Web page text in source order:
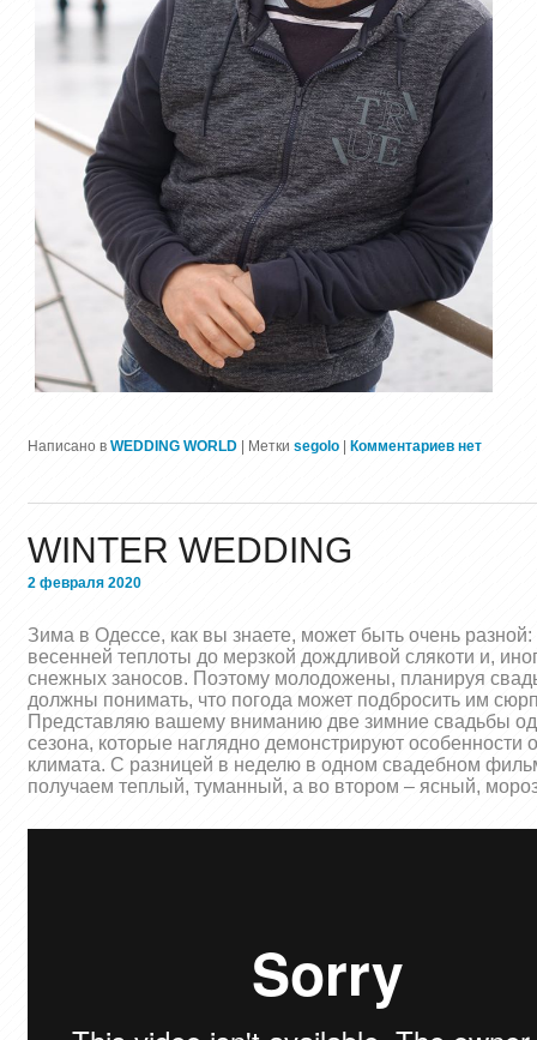
Написано в WEDDING WORLD Метки segolo Комментариев нет
WINTER WEDDING
2 февраля 2020
Зима в Одессе, как вы знаете, может быть очень разной:
весенней теплоты до мерзкой дождливой слякоти и,
снежных заносов. Поэтому молодожены, планируя
должны понимать, что погода может подбросить им
Представляю вашему вниманию две зимние свадьбы
сезона, которые наглядно демонстрируют особенности
климата. С разницей в неделю в одном свадебном
получаем теплый, туманный, а во втором – ясный,